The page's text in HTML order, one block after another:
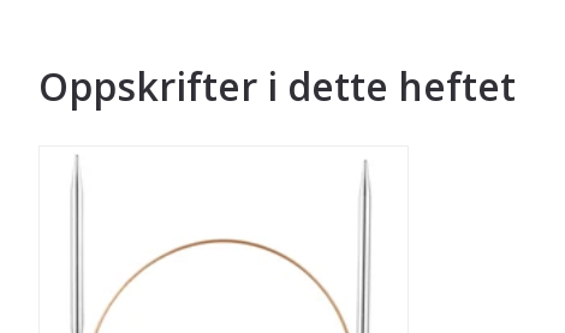
Oppskrifter i dette heftet